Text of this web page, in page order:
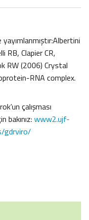
RB, Clapier CR,
RW (2006) Crystal
RNA complex.
çalışması
bakınız: www2.ujf-
gdrviro/